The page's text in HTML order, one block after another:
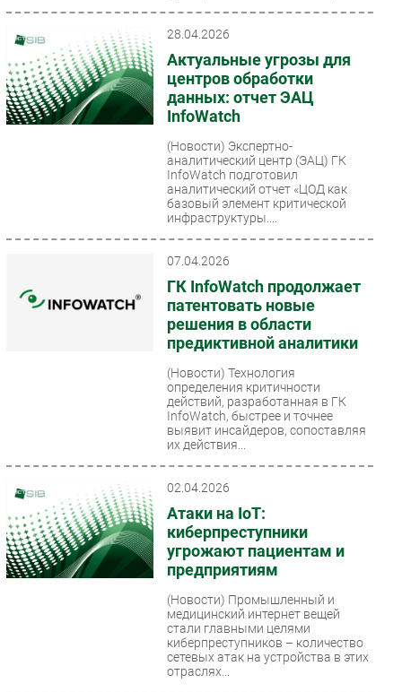
28.04.2026
Актуальные угрозы для
центров обработки
данных: отчет ЭАЦ
InfoWatch
(Новости) Экспертно-
аналитический центр (ЭАЦ) ГК
InfoWatch подготовил
аналитический отчет «ЦОД как
базовый элемент критической
инфраструктуры....
07.04.2026
ГК InfoWatch продолжает
патентовать новые
решения в области
предиктивной аналитики
(Новости) Технология
определения критичности
действий, разработанная в ГК
InfoWatch, быстрее и точнее
выявит инсайдеров, сопоставляя
их действия...
02.04.2026
Атаки на IoT:
киберпреступники
угрожают пациентам и
предприятиям
(Новости) Промышленный и
медицинский интернет вещей
стали главными целями
киберпреступников – количество
сетевых атак на устройства в этих
отраслях...